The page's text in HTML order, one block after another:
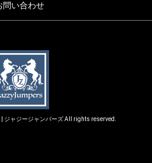
問い合わせ
ャジージャンパーズ All rights reserved.